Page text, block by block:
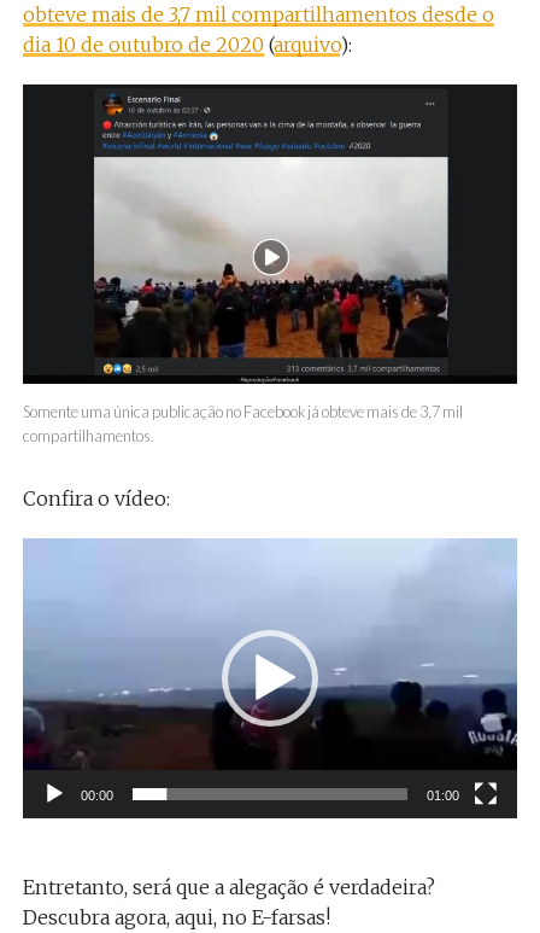
obteve mais de 3,7 mil compartilhamentos desde o
dia 10 de outubro de 2020 (arquivo):
Somente uma única publicação no Facebook já obteve mais de 3,7 mil
compartilhamentos.
Confira o vídeo:
00:00 01:00
Entretanto, será que a alegação é verdadeira?
Descubra agora, aqui, no E-farsas!